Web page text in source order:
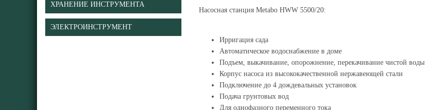
ХРАНЕНИЕ ИНСТРУМЕНТА
ЭЛЕКТРОИНСТРУМЕНТ
Насосная станция Metabo HWW 5500/20:
Ирригация сада
Автоматическое водоснабжение в доме
Подъем, выкачивание, опорожнение, перекачивание чистой воды
Корпус насоса из высококачественной нержавеющей стали
Подключение до 4 дождевальных установок
Подача грунтовых вод
Для однофазного переменного тока